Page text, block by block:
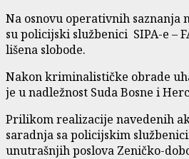
Na osnovu operativnih saznanja
su policijski službenici SIPA-e –
lišena slobode.
Nakon kriminalističke obrade
je u nadležnost Suda Bosne i
Prilikom realizacije navedenih
saradnja sa policijskim
unutrašnjih poslova Zeničko-